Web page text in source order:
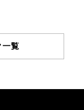
一覧